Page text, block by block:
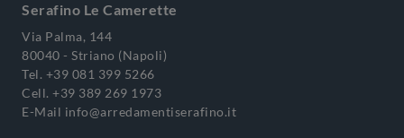
Serafino Le Camerette
Via Palma, 144
80040 - Striano (Napoli)
Tel. +39 081 399 5266
Cell. +39 389 269 1973
E-Mail info@arredamentiserafino.it